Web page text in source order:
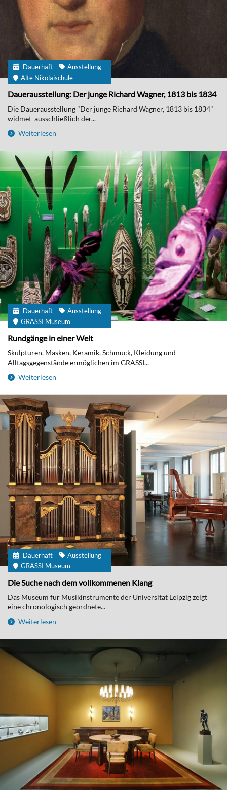
Dauerhaft
Ausstellung
Alte Nikolaischule
Dauerausstellung: Der junge Richard Wagner, 1813 bis 1834
Die Dauerausstellung "Der junge Richard Wagner, 1813 bis 1834"
widmet ausschließlich der...
Weiterlesen
Dauerhaft
Ausstellung
GRASSI Museum
Rundgänge in einer Welt
Skulpturen, Masken, Keramik, Schmuck, Kleidung und
Alltagsgegenstände ermöglichen im GRASSI...
Weiterlesen
Dauerhaft
Ausstellung
GRASSI Museum
Die Suche nach dem vollkommenen Klang
Das Museum für Musikinstrumente der Universität Leipzig zeigt
eine chronologisch geordnete...
Weiterlesen